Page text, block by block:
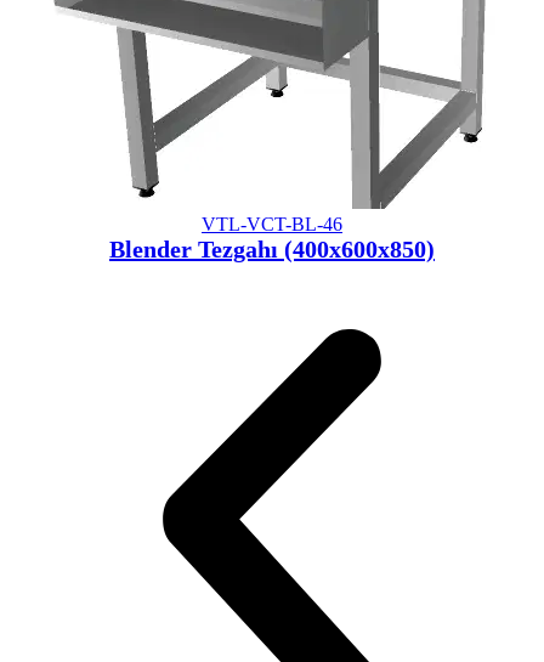
VTL-VCT-BL-46
Blender Tezgahı (400x600x850)